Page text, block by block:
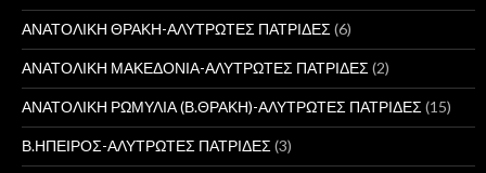
ΑΝΑΤΟΛΙΚΗ ΘΡΑΚΗ-ΑΛΥΤΡΩΤΕΣ ΠΑΤΡΙΔΕΣ (6)
ΑΝΑΤΟΛΙΚΗ ΜΑΚΕΔΟΝΙΑ-ΑΛΥΤΡΩΤΕΣ ΠΑΤΡΙΔΕΣ (2)
ΑΝΑΤΟΛΙΚΗ ΡΩΜΥΛΙΑ (Β.ΘΡΑΚΗ)-ΑΛΥΤΡΩΤΕΣ ΠΑΤΡΙΔΕΣ (15)
Β.ΗΠΕΙΡΟΣ-ΑΛΥΤΡΩΤΕΣ ΠΑΤΡΙΔΕΣ (3)